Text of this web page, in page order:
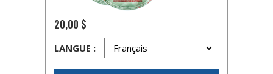
20,00 $
LANGUE :